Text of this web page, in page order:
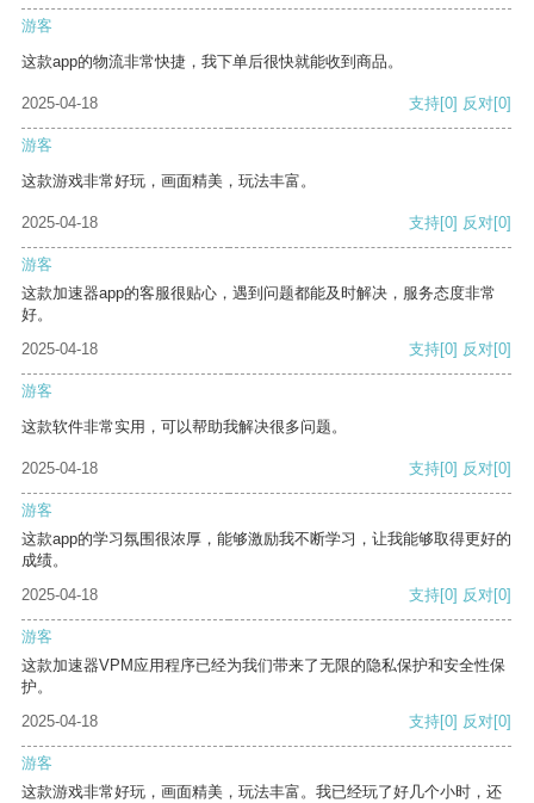
游客
这款app的物流非常快捷，我下单后很快就能收到商品。
2025-04-18 支持[0] 反对[0]
游客
这款游戏非常好玩，画面精美，玩法丰富。
2025-04-18 支持[0] 反对[0]
游客
这款加速器app的客服很贴心，遇到问题都能及时解决，服务态度非常
好。
2025-04-18
支持[0] 反对[0]
游客
这款软件非常实用，可以帮助我解决很多问题。
2025-04-18 支持[0] 反对[0]
游客
这款app的学习氛围很浓厚，能够激励我不断学习，让我能够取得更好的
成绩。
2025-04-18
支持[0] 反对[0]
游客
这款加速器VPM应用程序已经为我们带来了无限的隐私保护和安全性保
护。
2025-04-18
支持[0] 反对[0]
游客
这款游戏非常好玩，画面精美，玩法丰富。我已经玩了好几个小时，还